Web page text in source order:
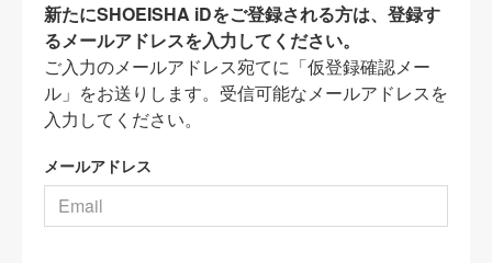
新たにSHOEISHA iDをご登録される方は、登録す
るメールアドレスを入力してください。
ご入力のメールアドレス宛てに「仮登録確認メー
ル」をお送りします。受信可能なメールアドレスを
入力してください。
メールアドレス